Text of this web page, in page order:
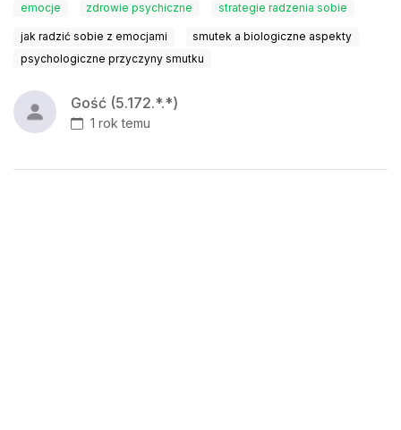
emocje zdrowie psychiczne strategie radzenia sobie
jak radzić sobie z emocjami
smutek a biologiczne aspekty
psychologiczne przyczyny smutku
Gość (5.172.*.*)
1 rok temu